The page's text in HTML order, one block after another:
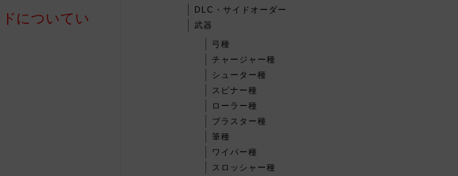
についてい
DLC・サイドオーダー
武器
弓種
チャージャー種
シューター種
スピナー種
ローラー種
ブラスター種
筆種
ワイパー種
スロッシャー種